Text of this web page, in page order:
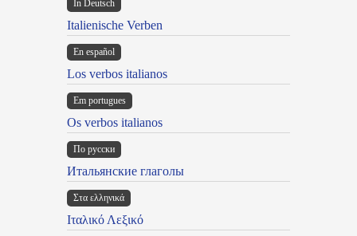
In Deutsch
Italienische Verben
En español
Los verbos italianos
Em portugues
Os verbos italianos
По русски
Итальянские глаголы
Στα ελληνικά
Ιταλικό Λεξικό